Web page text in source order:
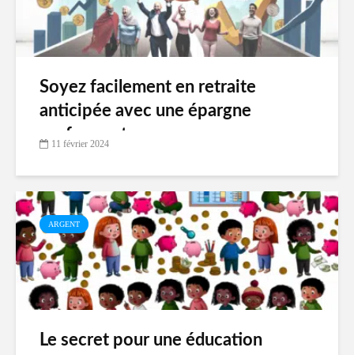
Soyez facilement en retraite
anticipée avec une épargne
performante
11 février 2024
ARGENT
Le secret pour une éducation